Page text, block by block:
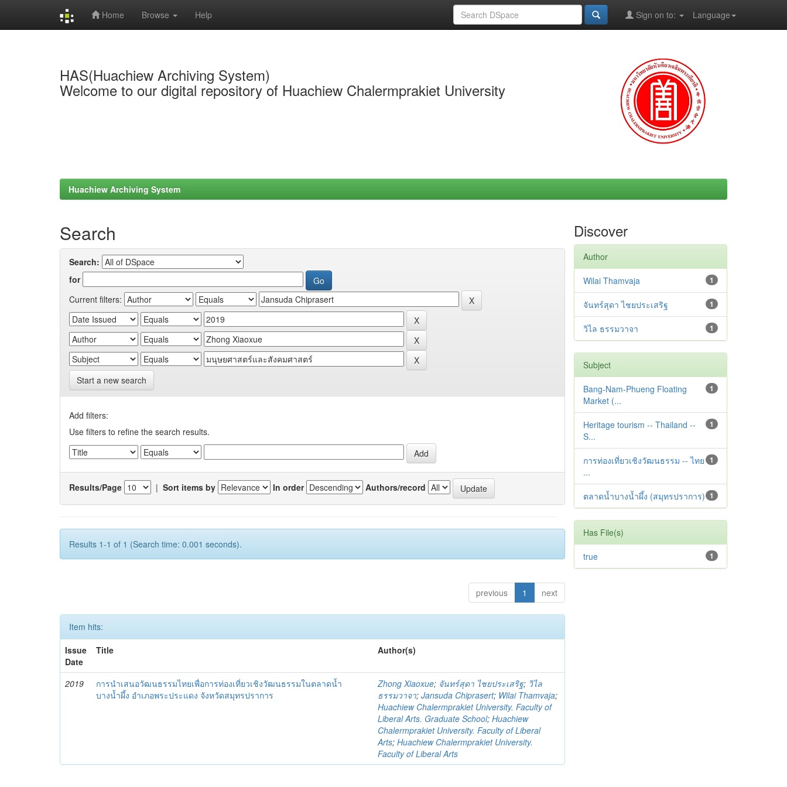
Home Browse Help Language
Sign on to:
HAS(Huachiew Archiving System)
Welcome to our digital repository of Huachiew Chalermprakiet University
Huachiew Archiving System
Search
Search:
for
Current filters:
Start a new search
Add filters:
Use filters to refine the search results.
Results/Page | Sort items by In order Authors/record
Results 1-1 of 1 (Search time: 0.001 seconds).
previous 1 next
Item hits:
Issue
Date
Title Author(s)
2019
การนำเสนอวัฒนธรรมไทยเพื่อการท่องเที่ยวเชิงวัฒนธรรมในตลาดน้ำ
บางน้ำผึ้ง อำเภอพระประแดง จังหวัดสมุทรปราการ
Zhong Xiaoxue; จันทร์สุดา ไชยประเสริฐ; วิไล
ธรรมวาจา;Jansuda Chiprasert; Wilai Thamvaja;
Huachiew Chalermprakiet University. Faculty of
Liberal Arts. Graduate School;Huachiew
Chalermprakiet University. Faculty of Liberal
Arts;Huachiew Chalermprakiet University.
Faculty of Liberal Arts
Discover
Author
1
Wilai Thamvaja
1
จันทร์สุดา ไชยประเสริฐ
1
วิไล ธรรมวาจา
Subject
1
Bang-Nam-Phueng Floating
Market (...
1
Heritage tourism -- Thailand --
S...
1
การท่องเที่ยวเชิงวัฒนธรรม -- ไทย
...
1
ตลาดน้ำบางน้ำผึ้ง (สมุทรปราการ)
Has File(s)
1
true